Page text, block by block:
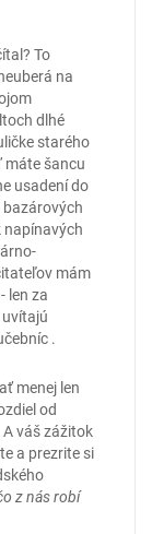
To
na
dlhé
starého
máte šancu
usadení do
bazárových
napínavých
mám
len za
.
menej len
od
váš zážitok
a prezrite si
z nás robí